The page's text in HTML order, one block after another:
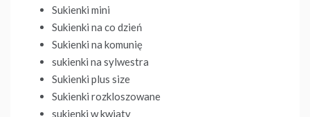
Sukienki mini
Sukienki na co dzień
Sukienki na komunię
sukienki na sylwestra
Sukienki plus size
Sukienki rozkloszowane
sukienki w kwiaty